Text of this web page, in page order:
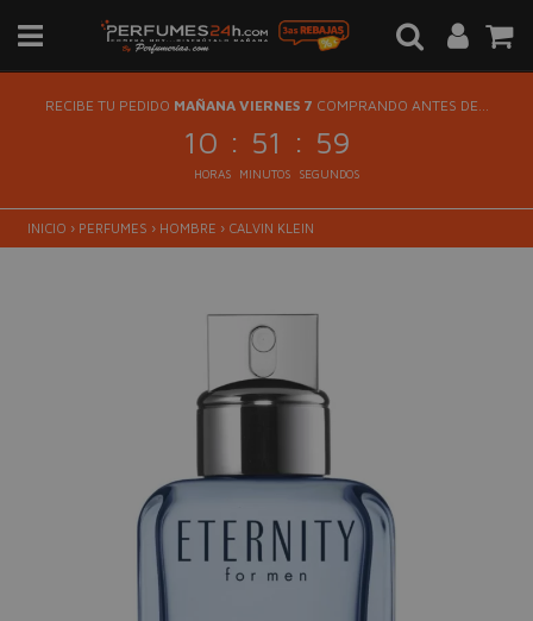
RECIBE TU PEDIDO MAÑANA VIERNES 7 COMPRANDO ANTES DE...
10 : 51 : 59
HORAS MINUTOS SEGUNDOS
INICIO › PERFUMES › HOMBRE › CALVIN KLEIN